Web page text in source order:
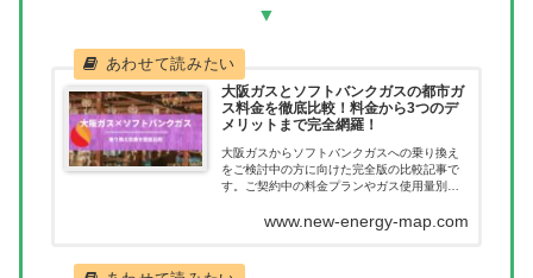
▼
大阪ガスとソフトバンクガスの都市ガ
ス料金を徹底比較！料金から3つのデ
メリットまで完全網羅！
大阪ガスからソフトバンクガスへの乗り換え
をご検討中の方に向けた完全版の比較記事で
す。ご契約中の料金プランやガス使用量別に
だけます。ガス会社を乗り換えたあとに料金
ださい。
www.new-energy-map.com